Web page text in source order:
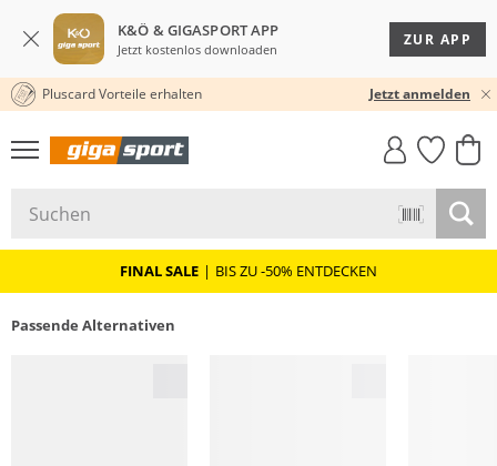
K&Ö & GIGASPORT APP
Jetzt kostenlos downloaden
ZUR APP
30 TAGE RÜCKGABERECHT
Pluscard Vorteile erhalten Jetzt anmelden
GIGASTYLE
FAHRRAD­
MUST-HAVE
FINAL SALE | BIS ZU -50% ENTDECKEN
Passende Alternativen